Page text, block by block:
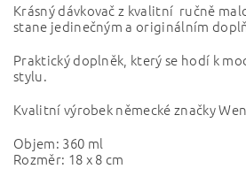
Krásný dávkovač z kvalitní ručně
stane jedinečným a originálním
Praktický doplněk, který se hodí k
stylu.
Kvalitní výrobek německé značky
Objem: 360 ml
Rozměr: 18 x 8 cm